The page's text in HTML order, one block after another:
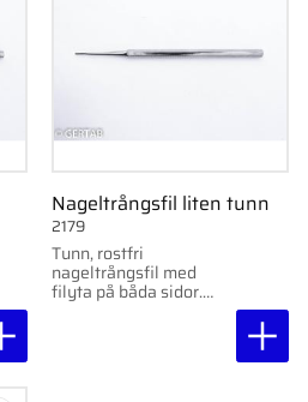
Nageltrångsfil liten tunn
Tunn, rostfri
nageltrångsfil med
filyta på båda sidor.
2179